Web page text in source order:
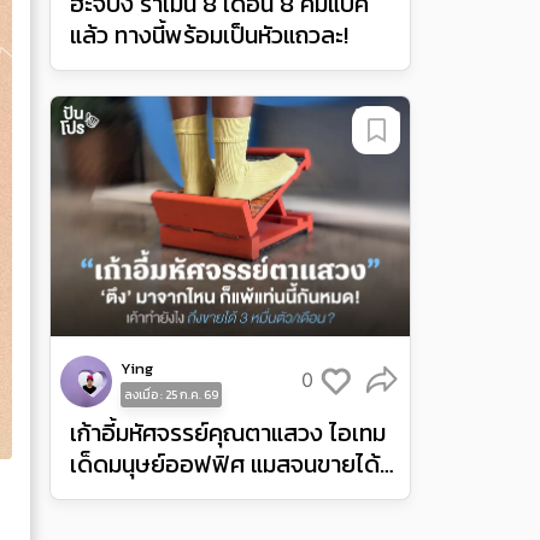
แล้ว ทางนี้พร้อมเป็นหัวแถวละ!
Ying
ลงเมื่อ : 25 ก.ค. 69
เก้าอี้มหัศจรรย์คุณตาแสวง ไอเทม
เด็ดมนุษย์ออฟฟิศ แมสจนขายได้
เดือนละ 3 หมื่นตัว!
0